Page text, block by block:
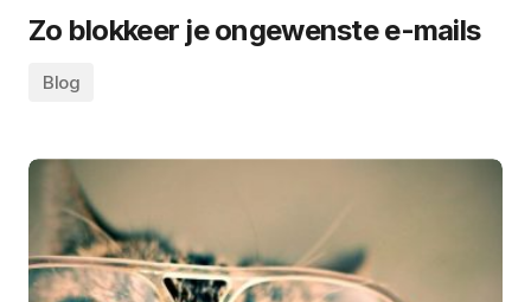
Zo blokkeer je ongewenste e-mails
Blog